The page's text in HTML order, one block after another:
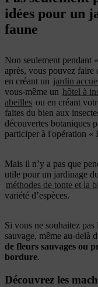
idées pour un
faune
Non seulement pendant
après, vous pouvez faire
en créant un jardin
vous-même un hôtel à
abeilles ou en créant
faites du bien aux
découvertes botaniques
participer à l'opération «
Mais il n’y a pas que
utile pour un jardinage
méthodes de tonte et la
variété d’espèces.
Si vous ne souhaitez pas
sauvage, même au-delà
de fleurs sauvages ou
bordure.
Découvrez les